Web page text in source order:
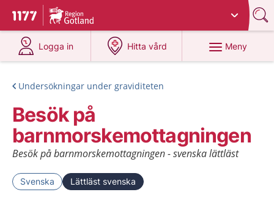
Till startsidan för 1177
Du har valt region
Logga in
på 1177.se
Hitta vård
på 1177.se
Meny
Undersökningar under graviditeten
Besök på
barnmorskemottagningen
Besök på barnmorskemottagningen - svenska lättläst
Svenska Lättläst svenska